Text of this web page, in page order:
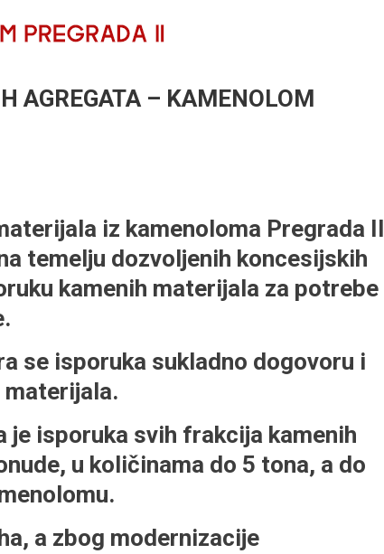
AGREGATA – KAMENOLOM
iz kamenoloma Pregrada II
temelju dozvoljenih koncesijskih
kamenih materijala za potrebe
se isporuka sukladno dogovoru i
je isporuka svih frakcija kamenih
u količinama do 5 tona, a do
a zbog modernizacije